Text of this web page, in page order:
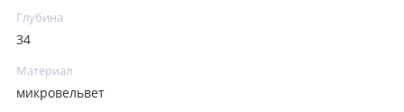
Глубина
34
Материал
микровельвет